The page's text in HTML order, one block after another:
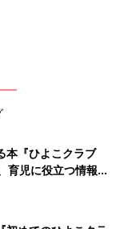
本『ひよこクラブ
児に役立つ情報が